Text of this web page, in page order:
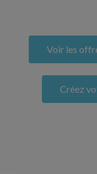
Voir les
Créez